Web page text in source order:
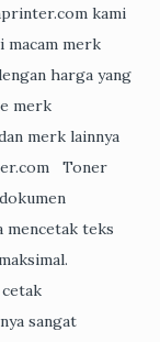
kami
merk
harga yang
merk
merk lainnya
Toner
mencetak teks
sangat